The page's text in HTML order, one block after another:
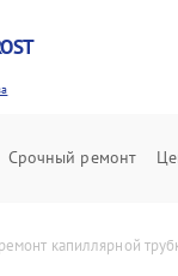
Срочный ремонт
капиллярной